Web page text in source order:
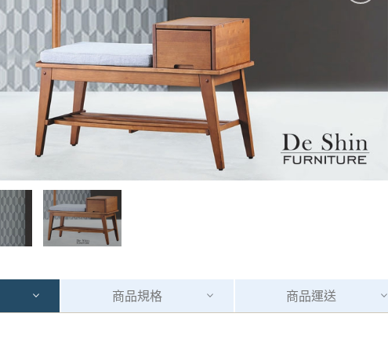
商品規格 商品運送